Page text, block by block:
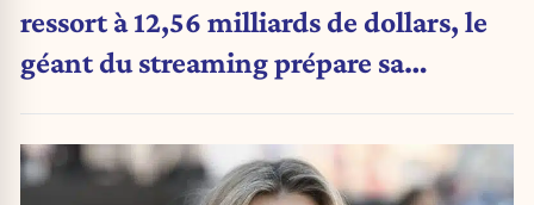
ressort à 12,56 milliards de dollars, le
géant du streaming prépare sa